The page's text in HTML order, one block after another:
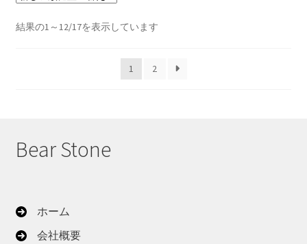
結果の1～12/17を表示しています新
1 2
Bear Stone
ホーム
会社概要